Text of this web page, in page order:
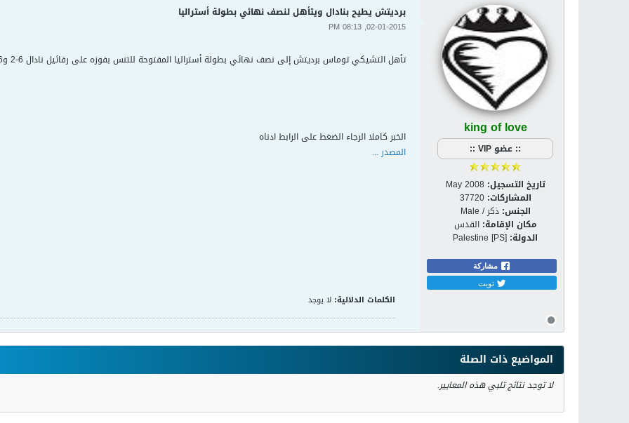
king of love
:: عضو VIP ::
تاريخ التسجيل: May 2008
المشاركات: 37720
الجنس: ذكر / Male
مكان الإقامة: القدس
الدولة: Palestine [PS]
مشاركة
تويت
برديتش يطيح بنادال ويتأهل لنصف نهائي بطولة أستراليا
02-01-2015, 08:13 PM
تأهل التشيكي توماس برديتش إلى نصف نهائي بطولة أستراليا المفتوحة للتنس بفوزه على رفائيل نادال 6-2 و6-صفر و7-6.
الخبر كاملا الرجاء الضغط على الرابط ادناه
المصدر ...
الكلمات الدلالية: لا يوجد
المواضيع ذات الصلة
لا توجد نتائج تلبي هذه المعايير.